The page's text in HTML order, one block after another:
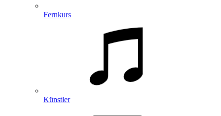
Fernkurs
Künstler